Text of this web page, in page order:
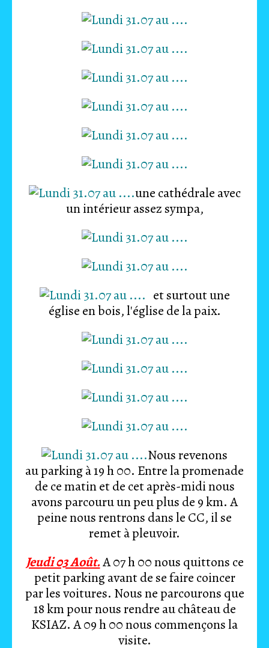
une cathédrale avec
un intérieur assez sympa,
et surtout une
église en bois, l'église de la paix.
Nous revenons
au parking à 19 h 00. Entre la promenade
de ce matin et de cet après-midi nous
avons parcouru un peu plus de 9 km. A
peine nous rentrons dans le CC, il se
remet à pleuvoir.
Jeudi 03 Août.A 07 h 00 nous quittons ce
petit parking avant de se faire coincer
par les voitures. Nous ne parcourons que
18 km pour nous rendre au château de
KSIAZ. A 09 h 00 nous commençons la
visite.